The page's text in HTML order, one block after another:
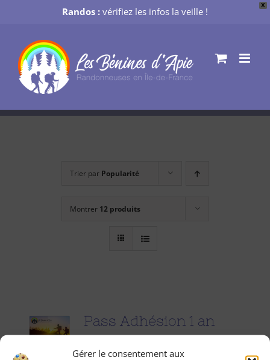
X
Randos : vérifiez les infos la veille !
Gérer le consentement aux
contenu
Trier par Popularité
Montrer 12 produits
Pass Adhésion 1 an
25.00€ pour 1 an